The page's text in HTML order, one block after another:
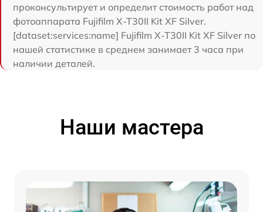
проконсультирует и определит стоимость работ над
фотоаппарата Fujifilm X-T30II Kit XF Silver.
[dataset:services:name] Fujifilm X-T30II Kit XF Silver по
нашей статистике в среднем занимает 3 часа при
наличии деталей.
Наши мастера